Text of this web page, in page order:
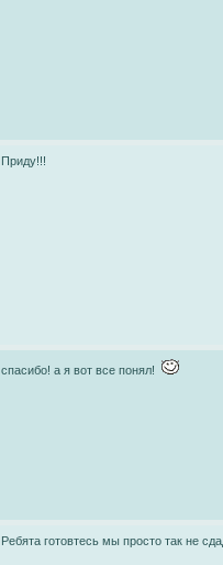
Приду!!!
спасибо! а я вот все понял!
Ребята готовтесь мы просто так не